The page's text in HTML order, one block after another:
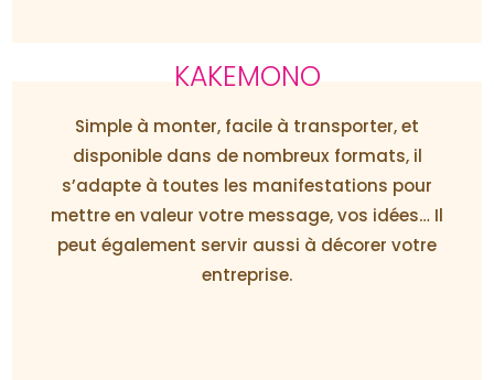
KAKEMONO
Simple à monter, facile à transporter, et
disponible dans de nombreux formats, il
s’adapte à toutes les manifestations pour
mettre en valeur votre message, vos idées… Il
peut également servir aussi à décorer votre
entreprise.